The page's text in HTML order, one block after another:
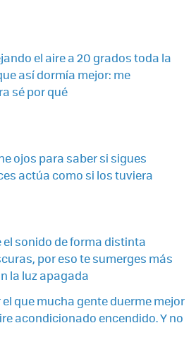
el aire a 20 grados toda la
así dormía mejor: me
sé por qué
ojos para saber si sigues
actúa como si los tuviera
el sonido de forma distinta
por eso te sumerges más
la luz apagada
que mucha gente duerme mejor
acondicionado encendido. Y no